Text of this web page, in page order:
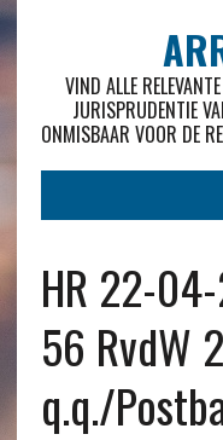
VIND ALLE
JURISPRUDENTIE
ONMISBAAR VOOR DE
HR 22-
56 RvdW
q.q./